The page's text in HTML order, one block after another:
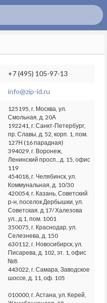
+7 (495) 105-97-13
info@zip-id.ru
125195, г. Москва, ул.
Смольная, д. 20А
192241, г. Санкт-Петербург,
пр. Славы, д. 52, корп. 1, пом.
127Н (16 парадная)
394029, г. Воронеж,
Ленинский просп., д. 15, офис
119
454018, г. Челябинск, ул.
Коммунальная, д. 10/30
420054, г. Казань, Советский
р-н, поселок Дербышки, ул.
Советская, д.17/ Халезова
ул., д.1, пом. 1001
350075, г. Краснодар, ул.
Селезнева, д. 150
630112, г. Новосибирск, ул.
Писарева, д. 102, эт. 1, офис
№8
443022, г. Самара, Заводское
шоссе, д. 11, оф. 105
010000, г. Астана, ул. Керей,